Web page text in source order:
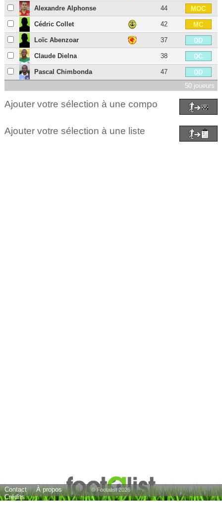
Alexandre Alphonse 44 MOC
Cédric Collet 42 MC
Loïc Abenzoar 37 DD
Claude Dielna 38 DC
Pascal Chimbonda 47
DD
50 joueurs
Ajouter votre sélection à une compo
Ajouter votre sélection à une liste
Contact
À propos
Crédits
© Footalist 2026